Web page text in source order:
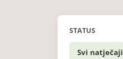
STATUS
Svi natječaji